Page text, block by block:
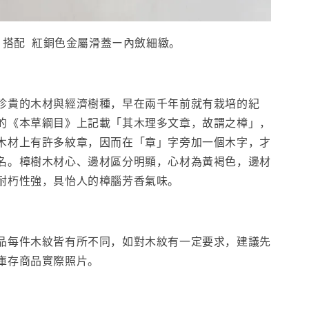
配 紅銅色金屬滑蓋ー內斂細緻。
貴的木材與經濟樹種，早在兩千年前就有栽培的紀
《本草綱目》上記載「其木理多文章，故謂之樟」，
材上有許多紋章，因而在「章」字旁加一個木字，才
。樟樹木材心、邊材區分明顯，心材為黃褐色，邊材
朽性強，具怡人的樟腦芳香氣味。
每件木紋皆有所不同，如對木紋有一定要求，建議先
商品實際照片。